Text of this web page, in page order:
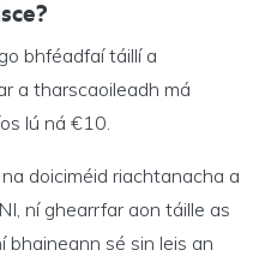
bhféadfaí táillí a
a tharscaoileadh má
lú ná €10.
doiciméid riachtanacha a
ní ghearrfar aon táille as
bhaineann sé sin leis an